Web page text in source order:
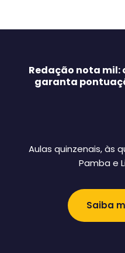
Redação nota mil:
garanta
Aulas quinzenais, às
Pamba e
Saiba